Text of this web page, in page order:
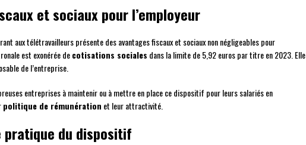
et sociaux pour l’employeur
aux télétravailleurs présente des avantages fiscaux et sociaux non négligeables pour
est exonérée decotisations sociales dans la limite de 5,92 euros par titre en 2023. Elle
de l’entreprise.
entreprises à maintenir ou à mettre en place ce dispositif pour leurs salariés en
politique de rémunération et leur attractivité.
pratique du dispositif